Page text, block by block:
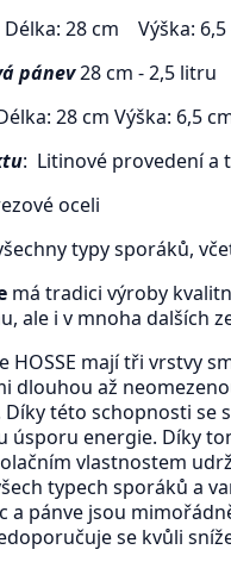
28 cm Výška:
pánev28 cm - 2,5 litru
28 cm Výška: 6,5
: Litinové provedení a
oceli
typy sporáků,
má tradici výroby
ale i v mnoha dalších
HOSSE mají tři vrstvy
dlouhou až
této schopnosti se
úsporu energie. Díky
vlastnostem
typech sporáků a
a pánve jsou
se kvůli